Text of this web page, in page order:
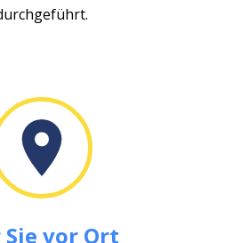
Sie vor Ort